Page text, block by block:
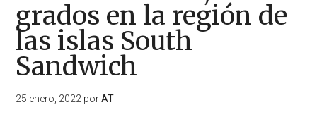
grados en la región de
las islas South
Sandwich
25 enero, 2022 porAT